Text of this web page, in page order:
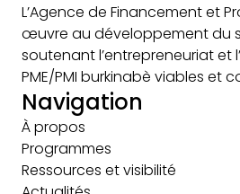
L’Agence de Financement et
œuvre au développement du
soutenant l’entrepreneuriat et
PME/PMI burkinabè viables et
Navigation
À propos
Programmes
Ressources et visibilité